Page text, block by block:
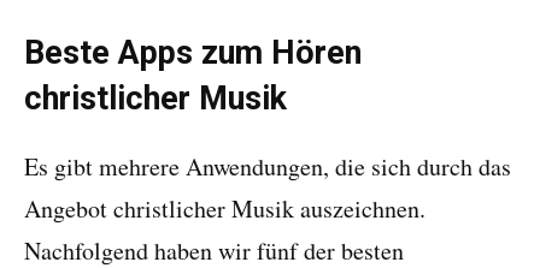
Beste Apps zum Hören
christlicher Musik
Es gibt mehrere Anwendungen, die sich durch das
Angebot christlicher Musik auszeichnen.
Nachfolgend haben wir fünf der besten